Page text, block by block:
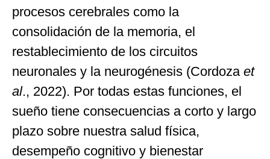
procesos cerebrales como la
consolidación de la memoria, el
restablecimiento de los circuitos
neuronales y la neurogénesis (Cordoza et
al., 2022). Por todas estas funciones, el
sueño tiene consecuencias a corto y largo
plazo sobre nuestra salud física,
desempeño cognitivo y bienestar